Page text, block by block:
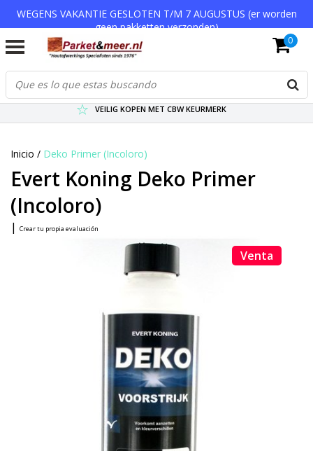
WEGENS VAKANTIE GESLOTEN T/M 7 AUGUSTUS (er worden
geen pakketten verzonden)
VERZENDKOSTEN € 7,95 (GRATIS VA €75,-)
SCHERPSTE PRIJZEN TOT WEL 75% KORTING !
VEILIG KOPEN MET CBW KEURMERK
0
Inicio / Deko Primer (Incoloro)
Evert Koning Deko Primer
(Incoloro)
| Crear tu propia evaluación
Venta